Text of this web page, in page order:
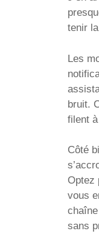
tenir
Les
bruit.
filent
Côté
Optez
vous
sans